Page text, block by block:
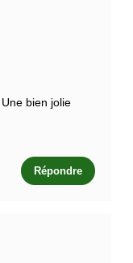
bien jolie
Répondre